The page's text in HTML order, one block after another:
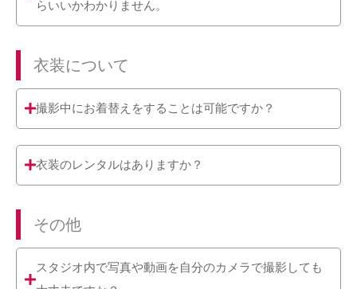
らいいかわかりません。
衣装について
撮影中にお着替えをすることは可能ですか？
衣装のレンタルはありますか？
その他
スタジオ内で写真や動画を自分のカメラで撮影しても